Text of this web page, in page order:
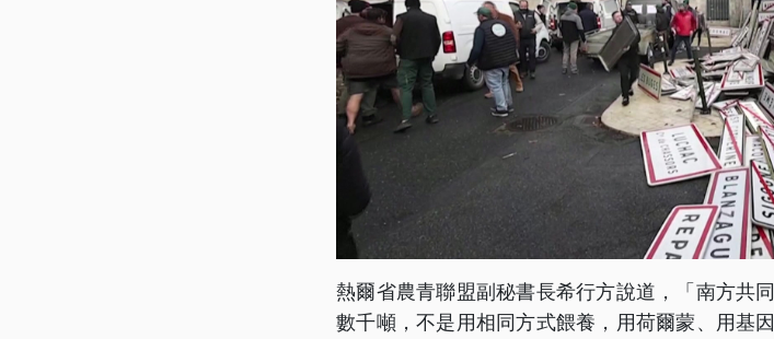
熱爾省農青聯盟副秘書長希行方說道，「南方共
數千噸，不是用相同方式餵養，用荷爾蒙、用基